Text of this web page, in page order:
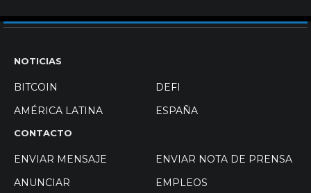
NOTICIAS
BITCOIN
DEFI
AMÉRICA LATINA
ESPAÑA
CONTACTO
ENVIAR MENSAJE
ENVIAR NOTA DE PRENSA
ANUNCIAR
EMPLEOS